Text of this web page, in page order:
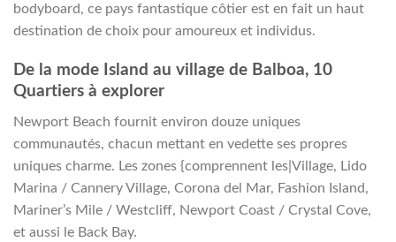
bodyboard, ce pays fantastique côtier est en fait un haut
destination de choix pour amoureux et individus.
De la mode Island au village de Balboa, 10
Quartiers à explorer
Newport Beach fournit environ douze uniques
communautés, chacun mettant en vedette ses propres
uniques charme. Les zones {comprennent les|Village, Lido
Marina / Cannery Village, Corona del Mar, Fashion Island,
Mariner’s Mile / Westcliff, Newport Coast / Crystal Cove,
et aussi le Back Bay.